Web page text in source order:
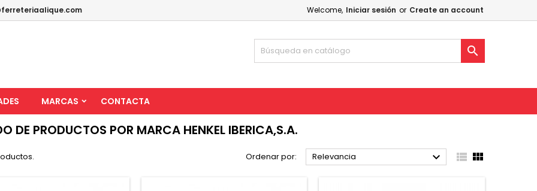
Welcome, Iniciar sesión or Create an account

MARCAS CONTACTA
DE PRODUCTOS POR MARCA HENKEL IBERICA,S.A.
Ordenar por: Relevancia   